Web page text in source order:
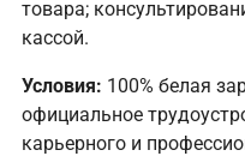
товара;
кассой.
Условия: 100% белая
официальное
карьерного и